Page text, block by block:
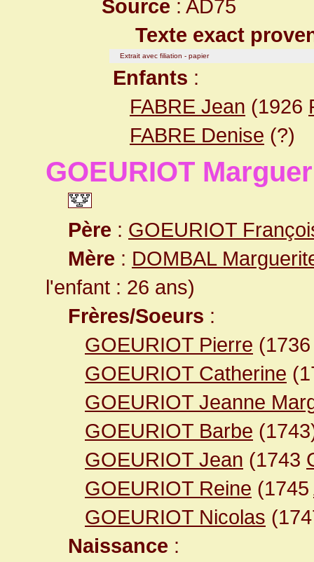
Source : AD75
Texte exact
Extrait avec filiation - papier
Enfants :
FABRE Jean (1926
FABRE Denise (?)
GOEURIOT
Père : GOEURIOT
Mère : DOMBAL
l'enfant : 26 ans)
Frères/Soeurs :
GOEURIOT Pierre
GOEURIOT Catherine
GOEURIOT Jeanne
GOEURIOT Barbe
GOEURIOT Jean (1743
GOEURIOT Reine (1745
GOEURIOT Nicolas
Naissance :